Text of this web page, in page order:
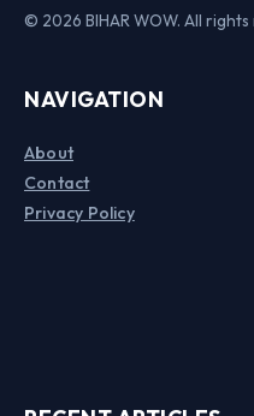
© 2026 BIHAR WOW. All
NAVIGATION
About
Contact
Privacy Policy